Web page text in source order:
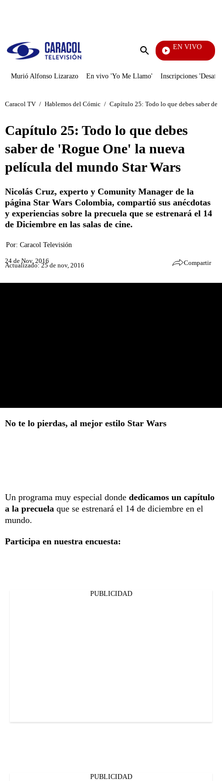
Enviar
EN VIVO
Televentas
Murió Alfonso Lizarazo En vivo 'Yo Me Llamo' Inscripciones
Caracol TV / Hablemos del Cómic / Capítulo 25: Todo lo que debes saber de
Capítulo 25: Todo lo que debes
saber de 'Rogue One' la nueva
película del mundo Star Wars
Nicolás Cruz, experto y Comunity Manager de la
página Star Wars Colombia, compartió sus anécdotas
y experiencias sobre la precuela que se estrenará el 14
de Diciembre en las salas de cine.
Por: Caracol Televisión
24 de Nov, 2016
Actualizado: 25 de nov, 2016 Compartir
No te lo pierdas, al mejor estilo Star Wars
Un programa muy especial donde dedicamos un capítulo
a la precuela que se estrenará el 14 de diciembre en el
mundo.
Participa en nuestra encuesta:
PUBLICIDAD
PUBLICIDAD